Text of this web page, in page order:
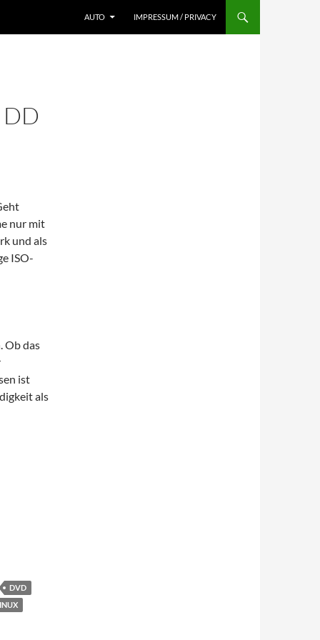
AUTO IMPRESSUM / PRIVACY
nur mit
und als
ISO-
Ob das
ist
als
DVD